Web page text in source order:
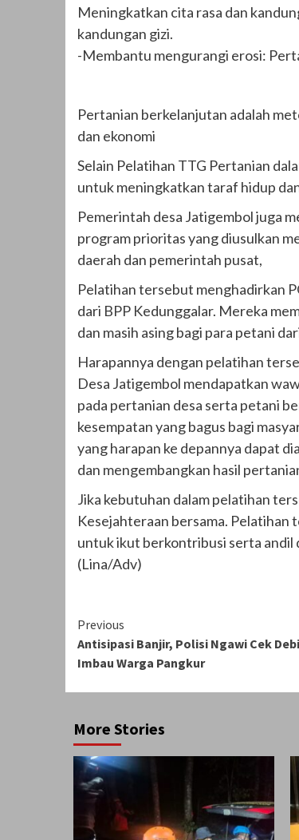
Meningkatkan cita rasa dan
kandungan gizi.
-Membantu mengurangi erosi:
Pertanian berkelanjutan adalah
dan ekonomi
Selain Pelatihan TTG Pertanian
untuk meningkatkan taraf hidup
Pemerintah desa Jatigembol juga
program prioritas yang diusulkan
daerah dan pemerintah pusat,
Pelatihan tersebut menghadirkan
dari BPP Kedunggalar. Mereka
dan masih asing bagi para petani
Harapannya dengan pelatihan
Desa Jatigembol mendapatkan
pada pertanian desa serta petani
kesempatan yang bagus bagi
yang harapan ke depannya dapat
dan mengembangkan hasil
Jika kebutuhan dalam pelatihan
Kesejahteraan bersama. Pelatihan
untuk ikut berkontribusi serta andil
(Lina/Adv)
Continue
Reading
Previous
Antisipasi Banjir, Polisi Ngawi Cek
Imbau Warga Pangkur
More Stories